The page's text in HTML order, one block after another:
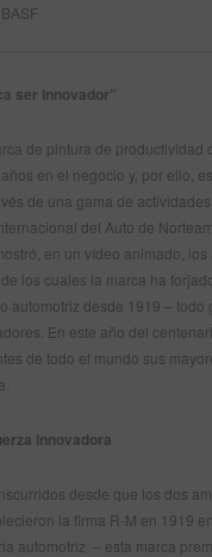
BASF
ser innovador”
de pintura de productividad
en el negocio y, por ello,
de una gama de
del Auto de
en un vídeo animado,
los cuales la marca ha
automotriz desde 1919 – todo
En este año del
de todo el mundo sus
innovadora
desde que los dos
la firma R-M en 1919
automotriz – esta marca